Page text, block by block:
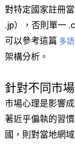
對特定國家註冊
.jp），否則單一
可以參考這篇 多
架構分析。
針對不同市
市場心理是影響
著近乎偏執的習
國，則對當地網